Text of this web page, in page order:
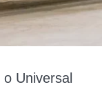
Universal